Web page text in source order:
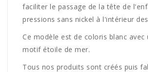
faciliter le passage de la tête de
pressions sans nickel à l'intérieur
Ce modèle est de coloris blanc avec
motif étoile de mer.
Tous nos produits sont créés puis